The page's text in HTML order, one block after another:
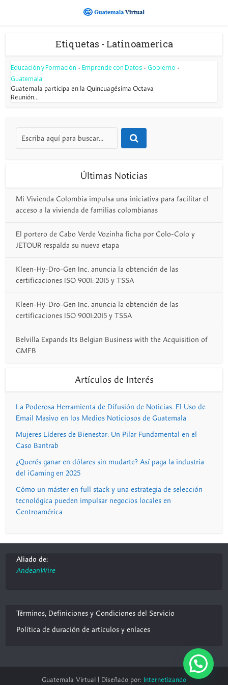
Etiquetas - Latinoamerica
Educación y Formación • Emprende con Datos • Gobierno •
Guatemala
Guatemala participa en la Quincuagésima Octava
Reunión...
Últimas Noticias
Mi Vivienda Colombia impulsa una iniciativa para facilitar el
acceso a la vivienda de familias colombianas
El portero de Cabo Verde Vozinha ficha por Colo-Colo y
JETOUR respalda su nueva etapa
Kleen-Hy-Dro-Gen Inc. anuncia la obtención de las
certificaciones ISO 9001: 2015 y TSSA
Kleen-Hy-Dro-Gen Inc. anuncia la obtención de las
certificaciones ISO 9001:2015 y TSSA
Belvilla Expands Its Belgian Business with the Acquisition of
GMFB
Artículos de Interés
La Poderosa Herramienta de Difusión de Noticias. El Uso de
Email Masivo en los Medios Noticiosos de Guatemala
Mujeres Líderes de Bienestar: Un Pilar Fundamental en el
Caso Bantrab
¿Querés ganar en dólares sin mudarte? Así paga la industria
del iGaming en 2025
Cómo un máster en full stack y una estrategia de selección
tecnológica pueden impulsar negocios locales en
Centroamérica
Aliado de:
AndeanWire
Términos, Definiciones y Condiciones del Servicio
Política de duración de artículos y enlaces
Guatemala Virtual | Diseñado por: Internetizando